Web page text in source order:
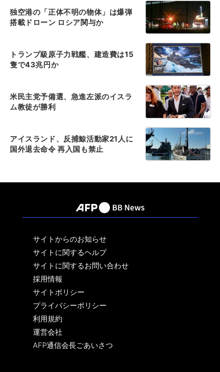
独空港の「正体不明の物体」は爆弾
搭載ドローン ロシア関与か
トランプ級原子力戦艦、建造費は15
隻で43兆円か
米民主党予備選、急進左派のイスラ
ム教徒が勝利
アイスランド、反捕鯨活動家21人に
国外退去命令 再入国も禁止
サイトからのお知らせ
サイトに関するヘルプ
サイトに関するお問い合わせ
採用情報
サイトポリシー
プライバシーポリシー
利用規約
運営会社
AFP通信会長ごあいさつ